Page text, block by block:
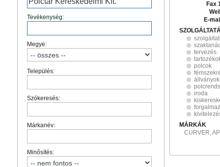
Tevékenység:
Megye:
Település:
Szókeresés:
Márkanév:
Minősítés:
Fax
E-
tervezés
polcok
állványok
iroda
MÁRKÁK
CURVER,